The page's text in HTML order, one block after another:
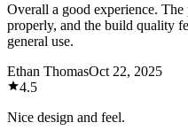
Overall a good experience.
properly, and the build quality
general use.
Ethan ThomasOct 22, 2025
4.5
Nice design and feel.